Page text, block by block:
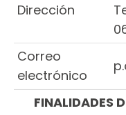
Dirección
Correo
electrónico
FINALIDADES